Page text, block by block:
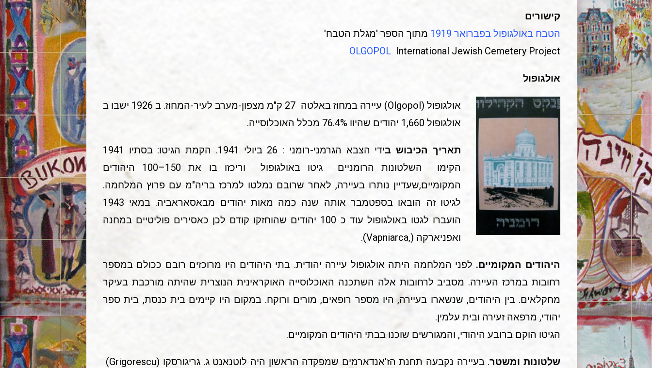
קישורים
הטבח באולגופול בפברואר 1919
מתוך הספר 'מגלת הטבח'
OLGOPOLInternational Jewish Cemetery Project
אולגופול
אולגופול (Olgopol) עיירה במחוז באלטה 27 ק"מ מצפון-מערב לעיר-המחוז. ב 1926 ישבו ב
אולגופול 1,660 יהודים שהיוו 76.4% מכלל האוכלוסייה.
תאריך הכיבוש ב
ידי הצבא הגרמני-רומני : 26 ביולי 1941. הקמת הגיטו: בסתיו 1941
הקימו השלטונות הרומניים גיטו באולגופול וריכזו בו את 150–100 היהודים
המקומיים,שעדיין נותרו בעיירה, לאחר שרובם נמלטו למרכז בריה"מ עם פרוץ המלחמה.
לגיטו זה הובאו בספטמבר אותה שנה כמה מאות יהודים מבאסאראביה. במאי 1943
הועברו לגטו באולגופול עוד כ 100 יהודים שהוחזקו קודם לכן כאסירים פוליטיים במחנה
ואפניארקה (,Vapniarca).
היהודים המקומיים. לפני המלחמה היתה אולגופול עיירה יהודית. בתי היהודים היו מרוכזים רובם ככולם במספר
רחובות במרכז העיירה. מסביב לרחובות אלה השתכנה האוכלוסייה האוקראינית הנוצרית שהיתה מורכבת בעיקר
מחקלאים. בין היהודים, שנשארו בעיירה, היו מספר רופאים, מורים ורוקח. במקום היו קיימים בית כנסת, בית ספר
יהודי, מרפאה זעירה ובית עלמין.
הגיטו הוקם ברובע היהודי, והמגורשים שוכנו בבתי היהודים המקומיים.
שלטונות ומשטר
. בעיירה נקבעה תחנת הז'אנדארמים שמפקדה הראשון היה לוטנאנט ג. גריגורסקו (Grigorescu)